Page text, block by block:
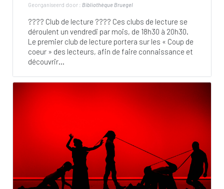
Georganiseerd door : Bibliothèque Bruegel
???? Club de lecture ???? Ces clubs de lecture se
déroulent un vendredi par mois, de 18h30 à 20h30.
Le premier club de lecture portera sur les « Coup de
coeur » des lecteurs, afin de faire connaissance et
découvrir...